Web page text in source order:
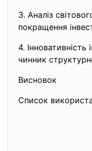
3. Аналіз
покращення
4. Інновативність
чинник
Висновок
Список